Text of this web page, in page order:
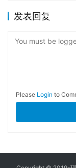
发表回复
You must be
Please Login to